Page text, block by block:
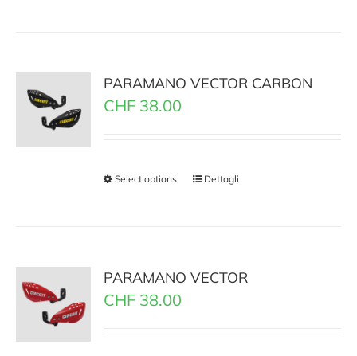
PARAMANO VECTOR CARBON
CHF 38.00
Select options Dettagli
PARAMANO VECTOR
CHF 38.00